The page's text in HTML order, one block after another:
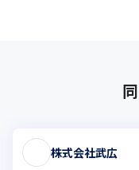
株式会社武広